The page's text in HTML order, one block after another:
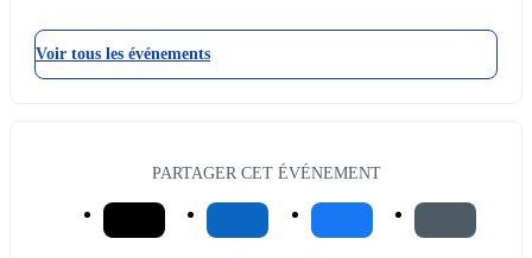
Voir tous les événements
PARTAGER CET ÉVÉNEMENT